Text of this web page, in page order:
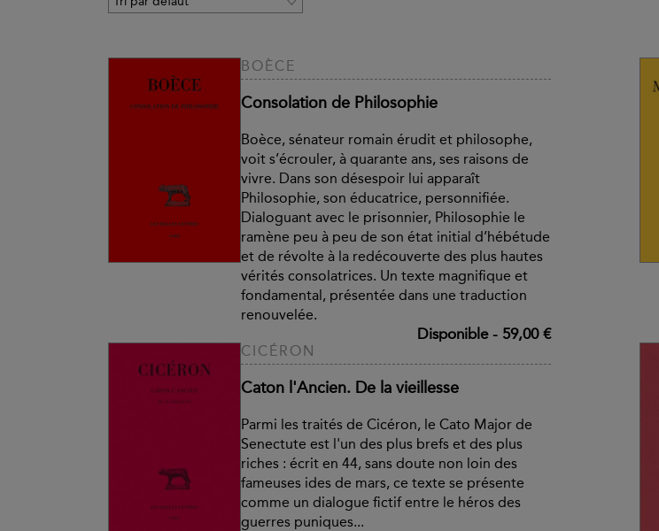
BOÈCE
Consolation de Philosophie
Boèce, sénateur romain érudit et philosophe,
voit s’écrouler, à quarante ans, ses raisons de
vivre. Dans son désespoir lui apparaît
Philosophie, son éducatrice, personnifiée.
Dialoguant avec le prisonnier, Philosophie le
ramène peu à peu de son état initial d’hébétude
et de révolte à la redécouverte des plus hautes
vérités consolatrices. Un texte magnifique et
fondamental, présentée dans une traduction
renouvelée.
Disponible- 59,00 €
CICÉRON
Caton l'Ancien. De la vieillesse
Parmi les traités de Cicéron, le Cato Major de
Senectute est l'un des plus brefs et des plus
riches : écrit en 44, sans doute non loin des
fameuses ides de mars, ce texte se présente
comme un dialogue fictif entre le héros des
guerres puniques...